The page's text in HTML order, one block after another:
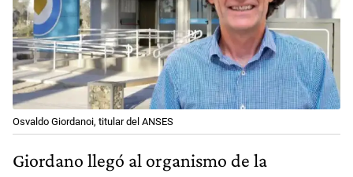
Osvaldo Giordanoi, titular del ANSES
Giordano llegó al organismo de la